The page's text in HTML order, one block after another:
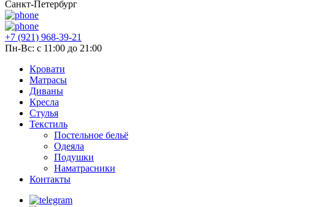
Санкт-Петербург
+7 (921) 968-39-21
Пн-Вс: c 11:00 до 21:00
Кровати
Матрасы
Диваны
Кресла
Стулья
Текстиль
Постельное бельё
Одеяла
Подушки
Наматрасники
Контакты